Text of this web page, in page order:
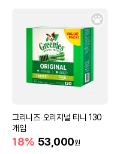
그리니즈 오리지널 티니 130
개입
18% 53,000원